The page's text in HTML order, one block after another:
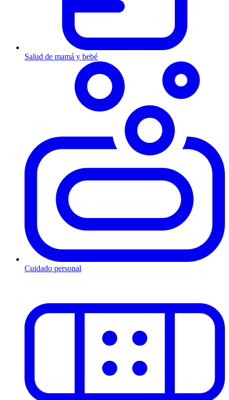
Salud de mamá y bebé
Cuidado personal